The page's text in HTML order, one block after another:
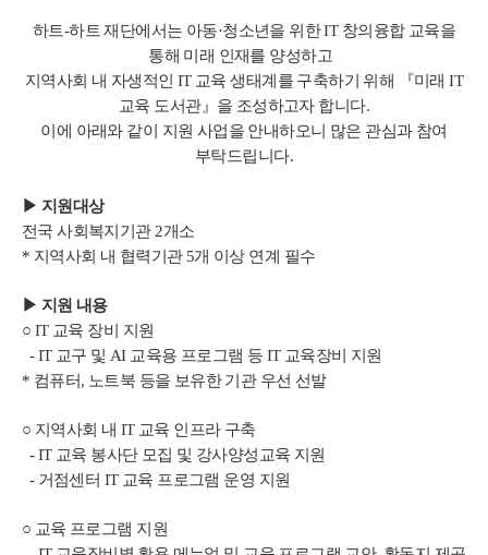
하트-하트 재단에서는 아동·청소년을 위한 IT 창의융합 교육을
통해 미래 인재를 양성하고
지역사회 내 자생적인 IT 교육 생태계를 구축하기 위해 『미래 IT
교육 도서관』을 조성하고자 합니다.
이에 아래와 같이 지원 사업을 안내하오니 많은 관심과 참여
부탁드립니다.
▶ 지원대상
전국 사회복지기관 2개소
* 지역사회 내 협력기관 5개 이상 연계 필수
▶ 지원 내용
○ IT 교육 장비 지원
- IT 교구 및 AI 교육용 프로그램 등 IT 교육장비 지원
* 컴퓨터, 노트북 등을 보유한 기관 우선 선발
○ 지역사회 내 IT 교육 인프라 구축
- IT 교육 봉사단 모집 및 강사양성교육 지원
- 거점센터 IT 교육 프로그램 운영 지원
○ 교육 프로그램 지원